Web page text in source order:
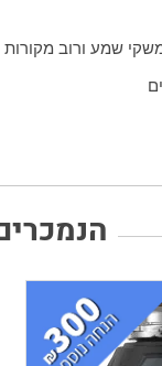
שמע ורוב